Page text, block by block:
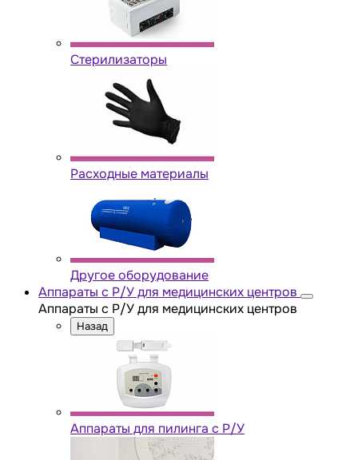
Стерилизаторы
Расходные материалы
Другое оборудование
Аппараты с Р/У для медицинских центров
Аппараты с Р/У для медицинских центров
Назад
Аппараты для пилинга с Р/У